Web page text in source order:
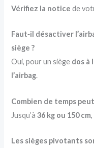
Vérifiez la notice de
Faut‑il désactiver
siège ?
Oui, pour un siège dos à
l’airbag.
Combien de temps
Jusqu’à36 kg ou 150 cm
Les sièges pivotants